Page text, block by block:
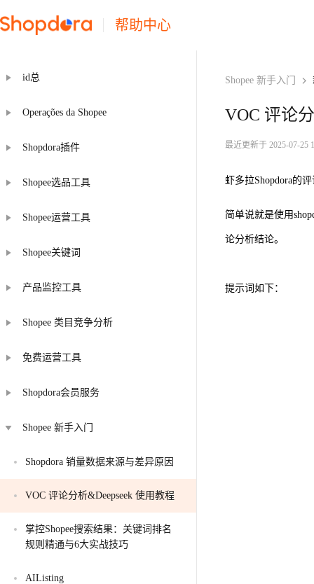
帮助中心
id总
Operações da Shopee
Shopdora插件
Shopee选品工具
Shopee运营工具
Shopee关键词
产品监控工具
Shopee 类目竞争分析
免费运营工具
Shopdora会员服务
Shopee 新手入门
Shopdora 销量数据来源与差异原因
VOC 评论分析&Deepseek 使用教程
掌控Shopee搜索结果：关键词排名
规则精通与6大实战技巧
AIListing
Shopee 新手入门
VOC 评论
最近更新于 2025-07-25
虾多拉Shopdora的
简单说就是使用
论分析结论。
提示词如下：